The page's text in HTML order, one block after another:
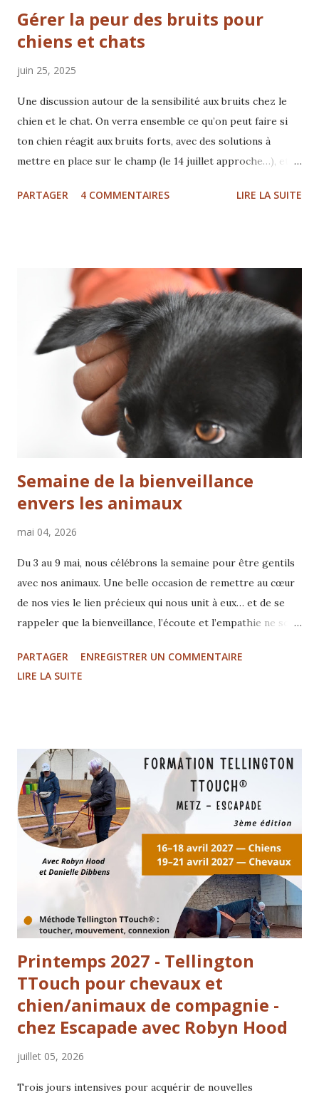
Gérer la peur des bruits pour
chiens et chats
juin 25, 2025
Une discussion autour de la sensibilité aux bruits chez le
chien et le chat. On verra ensemble ce qu’on peut faire si
ton chien réagit aux bruits forts, avec des solutions à
mettre en place sur le champ (le 14 juillet approche…), et
durablement. Au programme : Tellington TTouch,
derrière cette sensibilité Avec Gloria Filaferro -
comportementaliste et praticienne TTouch® 1 pour
animaux de compagnie Inscription
PARTAGER 4 COMMENTAIRES LIRE LA SUITE
Semaine de la bienveillance
envers les animaux
mai 04, 2026
Du 3 au 9 mai, nous célébrons la semaine pour être gentils
avec nos animaux. Une belle occasion de remettre au cœur
de nos vies le lien précieux qui nous unit à eux… et de se
rappeler que la bienveillance, l’écoute et l’empathie ne sont
c’est une évidence. C’est même la base de tout ce que nous
faisons. Mais dans la réalité, beaucoup d’animaux vivent
être “doux”. C’est apprendre à mieux le comprendre, à
l’aider dans son corps, à lui offrir des conditions dans
lesquelles il peut vraiment s’exprimer et s’apaiser. C’est
cette vision qui guide notre travail au quotidien :
transmettre, former et accompagner pour améliorer
concrètement la vie des animaux… et la relation que nous
construisons avec eux. Nos animaux nous parlent en
PARTAGER
ENREGISTRER UN COMMENTAIRE
LIRE LA SUITE
Printemps 2027 - Tellington
TTouch pour chevaux et
chien/animaux de compagnie -
chez Escapade avec Robyn Hood
juillet 05, 2026
Trois jours intensives pour acquérir de nouvelles